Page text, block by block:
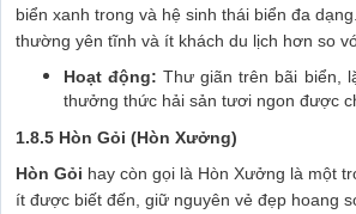
biển xanh trong và hệ sinh thái biển đa
thường yên tĩnh và ít khách du lịch hơn so
Hoạt động: Thư giãn trên bãi biển,
thưởng thức hải sản tươi ngon được
1.8.5 Hòn Gỏi (Hòn Xưởng)
Hòn Gỏi hay còn gọi là Hòn Xưởng là một
ít được biết đến, giữ nguyên vẻ đẹp hoang